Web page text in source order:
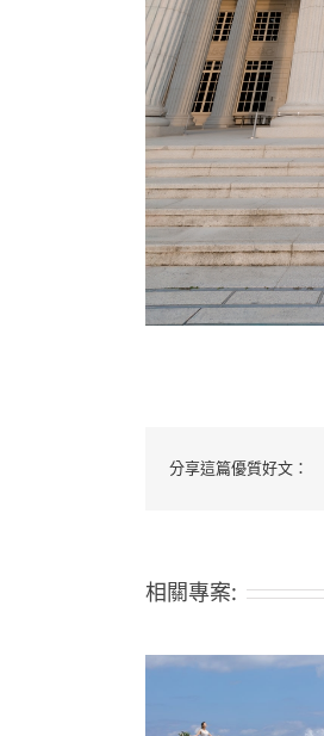
分享這篇優質好文：
相關專案: